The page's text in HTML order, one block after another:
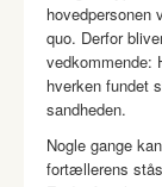
hovedpersonen
quo. Derfor
vedkommende:
hverken fundet
sandheden.
Nogle gange
fortællerens